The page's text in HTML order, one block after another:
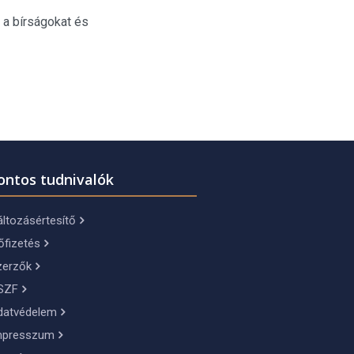
bírságokat és
tudnivalók